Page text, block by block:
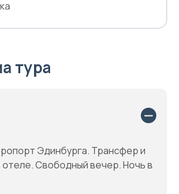
тура
Эдинбурга. Трансфер и
Свободный вечер. Ночь в